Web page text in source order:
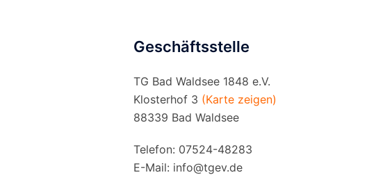
Geschäftsstelle
TG Bad Waldsee 1848 e.V.
Klosterhof 3 (Karte zeigen)
88339 Bad Waldsee
Telefon: 07524-48283
E-Mail: info@tgev.de